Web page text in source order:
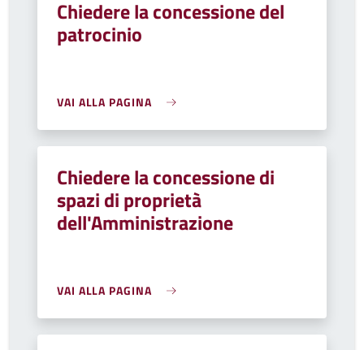
Chiedere la concessione del
patrocinio
VAI ALLA PAGINA
Chiedere la concessione di
spazi di proprietà
dell'Amministrazione
VAI ALLA PAGINA